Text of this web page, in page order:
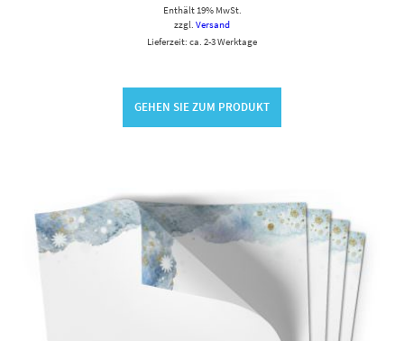
Enthält 19% MwSt.
zzgl. Versand
Lieferzeit: ca. 2-3 Werktage
GEHEN SIE ZUM PRODUKT